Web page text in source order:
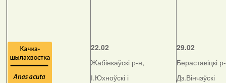
22.02
Жабінкаўскі р-н,
І.Юхноўскі і
29.02
Бераставіцкі
Дз.Вінчэўскі